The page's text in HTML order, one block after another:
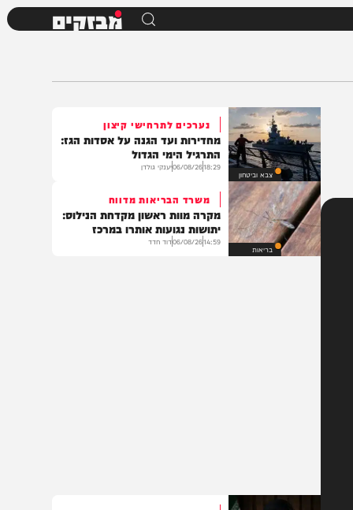
מבזקים
צבא וביטחון
נערכים לתרחישי קיצון
מחדירות ועד הגנה על אסדות הגז:
התרגיל הימי הגדול
06/08/26 יענקי גולדן
משרד הבריאות מדווח
מקרה מוות ראשון מקדחת הנילוס:
יתושות נגועות אותרו במרכז
14:59